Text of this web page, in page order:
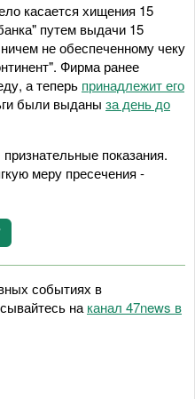
касается хищения 15
путем выдачи 15
не обеспеченному чеку
Фирма ранее
а теперь принадлежит его
были выданы за день до
показания.
меру пресечения -
событиях в
на канал 47news в